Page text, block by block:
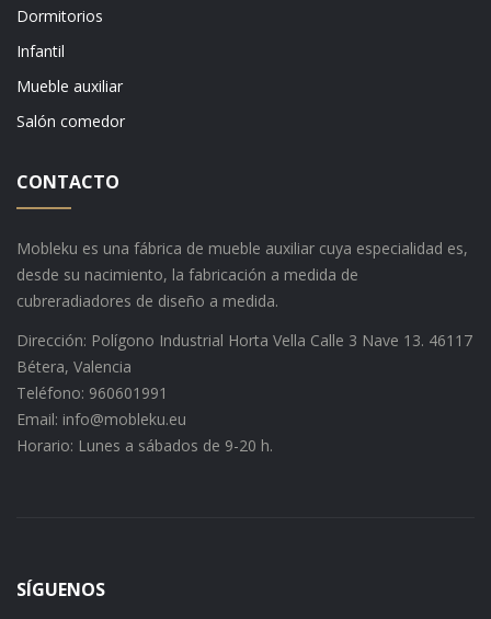
Dormitorios
Infantil
Mueble auxiliar
Salón comedor
CONTACTO
Mobleku es una fábrica de mueble auxiliar cuya especialidad es,
desde su nacimiento, la fabricación a medida de
cubreradiadores de diseño a medida.
Dirección: Polígono Industrial Horta Vella Calle 3 Nave 13. 46117
Bétera, Valencia
Teléfono: 960601991
Email: info@mobleku.eu
Horario: Lunes a sábados de 9-20 h.
SÍGUENOS